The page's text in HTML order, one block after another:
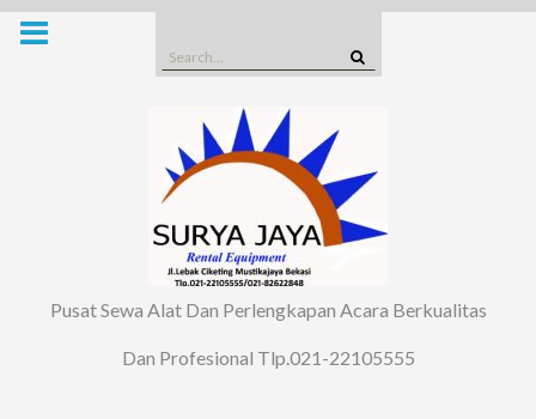
Skip
Search
for:
Pusat Sewa Alat Dan Perlengkapan Acara Berkualitas
Dan Profesional Tlp.021-22105555